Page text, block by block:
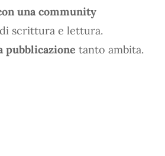
una community
scrittura e lettura.
pubblicazione tanto ambita.